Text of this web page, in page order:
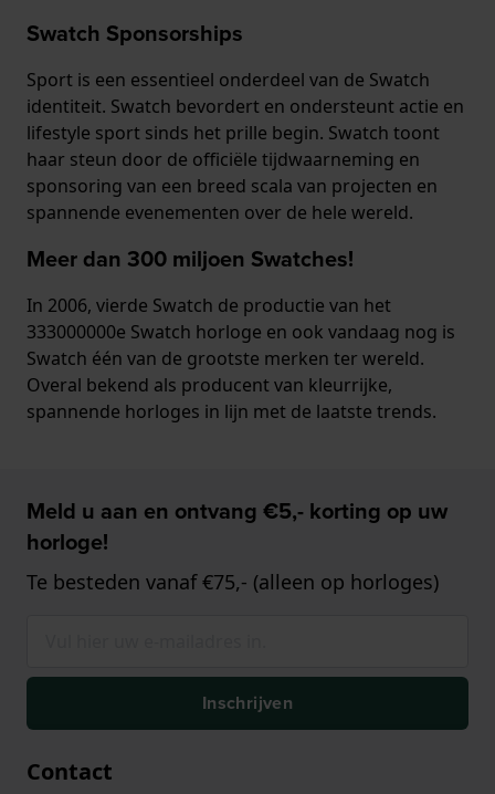
Swatch Sponsorships
Sport is een essentieel onderdeel van de Swatch
identiteit. Swatch bevordert en ondersteunt actie en
lifestyle sport sinds het prille begin. Swatch toont
haar steun door de officiële tijdwaarneming en
sponsoring van een breed scala van projecten en
spannende evenementen over de hele wereld.
Meer dan 300 miljoen Swatches!
In 2006, vierde Swatch de productie van het
333000000e Swatch horloge en ook vandaag nog is
Swatch één van de grootste merken ter wereld.
Overal bekend als producent van kleurrijke,
spannende horloges in lijn met de laatste trends.
Meld u aan en ontvang €5,- korting op uw
horloge!
Te besteden vanaf €75,- (alleen op horloges)
Inschrijven
Contact